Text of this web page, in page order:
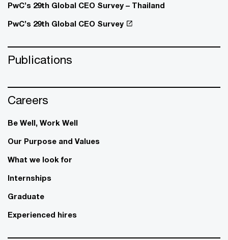
PwC’s 29th Global CEO Survey – Thailand
PwC’s 29th Global CEO Survey
Publications
Careers
Be Well, Work Well​
Our Purpose and Values
What we look for
Internships
Graduate
Experienced hires